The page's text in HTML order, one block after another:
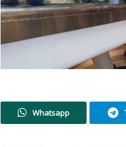
Whatsapp